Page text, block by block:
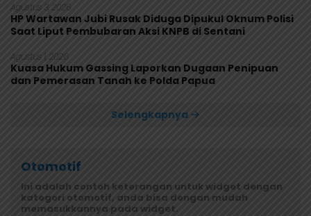
Agustus 3, 2026
HP Wartawan Jubi Rusak Diduga Dipukul Oknum Polisi
Saat Liput Pembubaran Aksi KNPB di Sentani
Agustus 1, 2026
Kuasa Hukum Gassing Laporkan Dugaan Penipuan
dan Pemerasan Tanah ke Polda Papua
Selengkapnya
Otomotif
Ini adalah contoh keterangan untuk widget dengan
kategori otomotif, anda bisa dengan mudah
memasukkannya pada widget.